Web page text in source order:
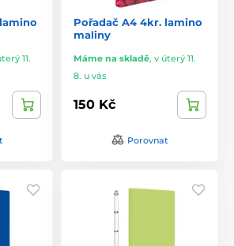
11.
Pořadač A4 4kr. lamino
maliny
Máme na skladě, v úterý 11.
8. u vás
150 Kč
Porovnat